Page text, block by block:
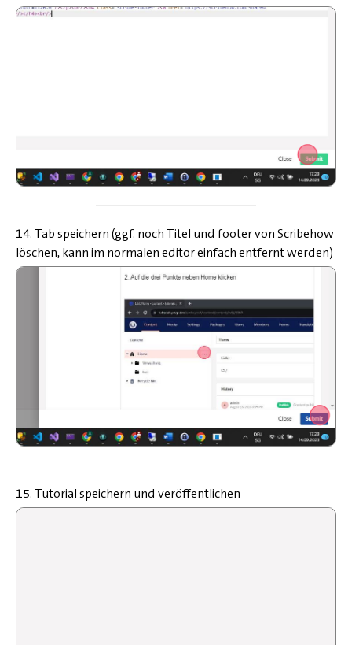
14. Tab speichern (ggf. noch Titel und footer von Scribehow
löschen, kann im normalen editor einfach entfernt werden)
15. Tutorial speichern und veröffentlichen